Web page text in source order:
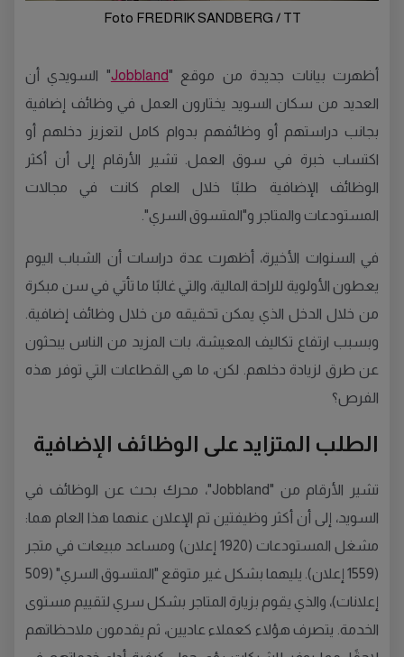
Foto FREDRIK SANDBERG / TT
أظهرت بيانات جديدة من موقع "Jobbland" السويدي أن
العديد من سكان السويد يختارون العمل في وظائف إضافية
بجانب دراستهم أو وظائفهم بدوام كامل لتعزيز دخلهم أو
اكتساب خبرة في سوق العمل. تشير الأرقام إلى أن أكثر
الوظائف الإضافية طلبًا خلال العام كانت في مجالات
المستودعات والمتاجر و"المتسوق السري".
في السنوات الأخيرة، أظهرت عدة دراسات أن الشباب اليوم
يعطون الأولوية للراحة المالية، والتي غالبًا ما تأتي في سن مبكرة
من خلال الدخل الذي يمكن تحقيقه من خلال وظائف إضافية.
وبسبب ارتفاع تكاليف المعيشة، بات المزيد من الناس يبحثون
عن طرق لزيادة دخلهم. لكن، ما هي القطاعات التي توفر هذه
الفرص؟
الطلب المتزايد على الوظائف الإضافية
تشير الأرقام من "Jobbland"، محرك بحث عن الوظائف في
السويد، إلى أن أكثر وظيفتين تم الإعلان عنهما هذا العام هما:
مشغل المستودعات (1920 إعلان) ومساعد مبيعات في متجر
(1559 إعلان). يليهما بشكل غير متوقع "المتسوق السري" (509
إعلانات)، والذي يقوم بزيارة المتاجر بشكل سري لتقييم مستوى
الخدمة. يتصرف هؤلاء كعملاء عاديين، ثم يقدمون ملاحظاتهم